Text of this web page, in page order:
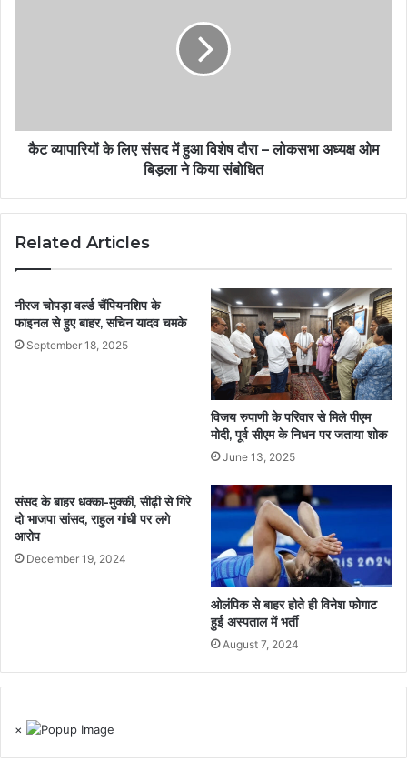
कैट व्यापारियों के लिए संसद में हुआ विशेष दौरा – लोकसभा अध्यक्ष ओम
बिड़ला ने किया संबोधित
Related Articles
नीरज चोपड़ा वर्ल्ड चैंपियनशिप के
फाइनल से हुए बाहर, सचिन यादव चमके
September 18, 2025
विजय रुपाणी के परिवार से मिले पीएम
मोदी, पूर्व सीएम के निधन पर जताया शोक
June 13, 2025
संसद के बाहर धक्का-मुक्की, सीढ़ी से गिरे
दो भाजपा सांसद, राहुल गांधी पर लगे
आरोप
December 19, 2024
ओलंपिक से बाहर होते ही विनेश फोगाट
हुई अस्पताल में भर्ती
August 7, 2024
×